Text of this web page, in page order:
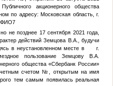
акционерного общества
по адресу: Московская область, г.
ФИО7
не позднее 17 сентября 2021 года,
действийЗемцова В.А., будучи
в неустановленном месте в г.
пользование Земцову В.А.
общества «Сбербанк России»
счетом № , открытым на имя
тем самым появилась реальная